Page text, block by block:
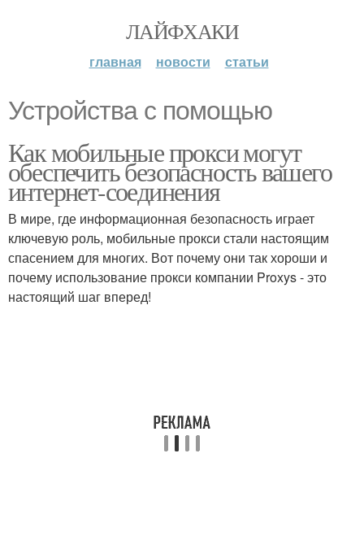
ЛАЙФХАКИ
главная новости статьи
Устройства с помощью
Как мобильные прокси могут
обеспечить безопасность вашего
интернет-соединения
В мире, где информационная безопасность играет
ключевую роль, мобильные прокси стали настоящим
спасением для многих. Вот почему они так хороши и
почему использование прокси компании Proxys - это
настоящий шаг вперед!